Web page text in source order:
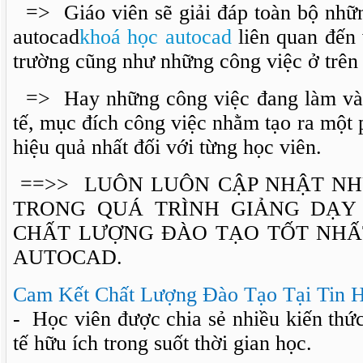
=> Giáo viên sẽ giải đáp toàn bộ
autocadkhoá học autocadliên quan đến
trường cũng như những công việc ở trên
=> Hay những công việc đang làm
tế, mục đích công việc nhằm tạo ra một
hiệu quả nhất đối với từng học viên.
==>> LUÔN LUÔN CẬP NHẬT
TRONG QUÁ TRÌNH GIẢNG
CHẤT LƯỢNG ĐÀO TẠO TỐT
AUTOCAD.
Cam Kết Chất Lượng Đào Tạo Tại Tin
- Học viên được chia sẻ nhiều kiến
tế hữu ích trong suốt thời gian học.